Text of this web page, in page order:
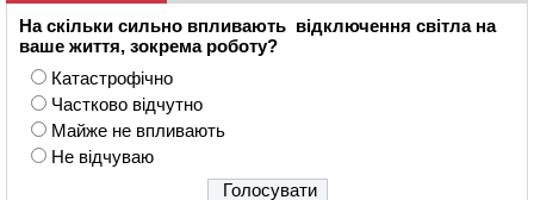
На скільки сильно впливають відключення світла на
ваше життя, зокрема роботу?
Катастрофічно
Частково відчутно
Майже не впливають
Не відчуваю